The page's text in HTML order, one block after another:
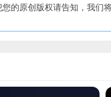
的原创版权请告知，我们